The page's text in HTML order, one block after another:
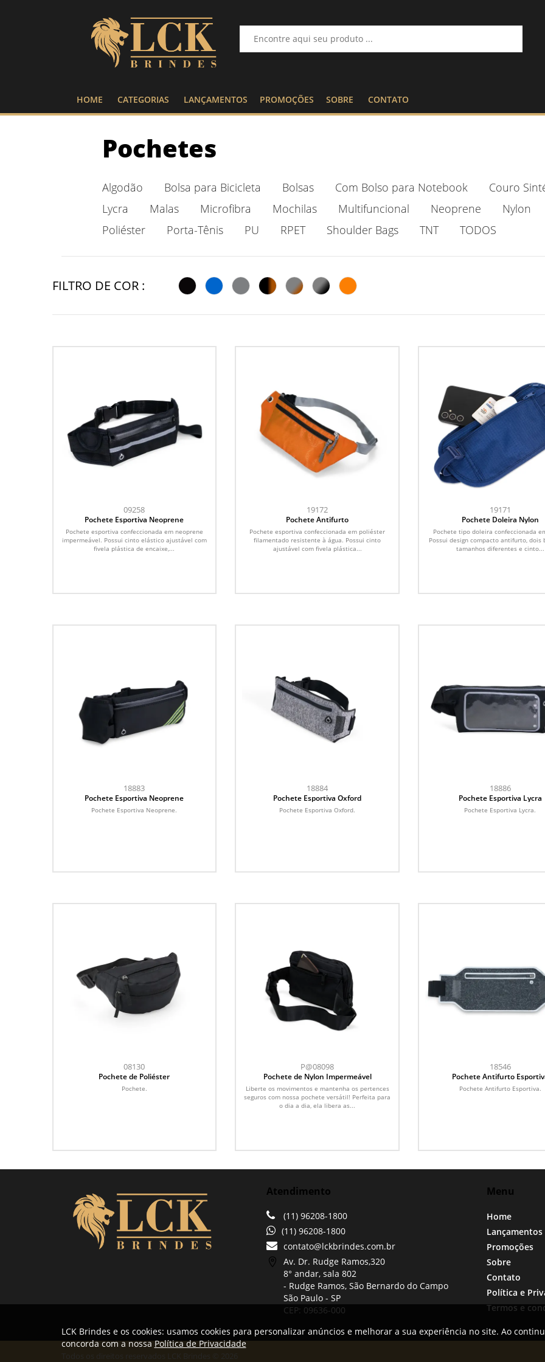
HOME CATEGORIAS LANÇAMENTOS PROMOÇÕES SOBRE CONTATO
Pochetes
Algodão Bolsa para Bicicleta Bolsas Com Bolso para Notebook
Couro
Lycra
Malas Microfibra Mochilas Multifuncional Neoprene
Nylon
Poliéster
Porta-Tênis PU RPET Shoulder Bags TNT TODOS
FILTRO DE COR :
09258
Pochete Esportiva Neoprene
Pochete esportiva confeccionada em neoprene
impermeável. Possui cinto elástico ajustável com
fivela plástica de encaixe,...
19172
Pochete Antifurto
Pochete esportiva confeccionada em poliéster
filamentado resistente à água. Possui cinto
ajustável com fivela plástica...
19171
Pochete Doleira Nylon
Pochete tipo doleira confeccionada
Possui design compacto antifurto, dois
tamanhos diferentes e cinto...
18883
Pochete Esportiva Neoprene
Pochete Esportiva Neoprene.
18884
Pochete Esportiva Oxford
Pochete Esportiva Oxford.
18886
Pochete Esportiva Lycra
Pochete Esportiva Lycra.
08130
Pochete de Poliéster
Pochete.
P@08098
Pochete de Nylon Impermeável
Liberte os movimentos e mantenha os pertences
seguros com nossa pochete versátil! Perfeita para
o dia a dia, ela libera as...
18546
Pochete Antifurto
Pochete Antifurto Esportiva.
Atendimento
(11) 96208-1800
(11) 96208-1800
contato@lckbrindes.com.br
Av. Dr. Rudge Ramos,320
8° andar, sala 802
- Rudge Ramos, São Bernardo do Campo
São Paulo -SP
CEP: 09636-000
Menu
Home
Lançamentos
Promoções
Sobre
Contato
Política e
Termos e
LCK Brindes e os cookies: usamos cookies para personalizar anúncios e melhorar a sua experiência no site. Ao
concorda com a nossaPolítica de Privacidade